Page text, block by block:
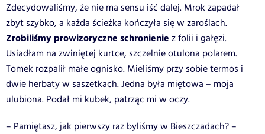
Zdecydowaliśmy, że nie ma sensu iść dalej. Mrok zapadał
zbyt szybko, a każda ścieżka kończyła się w zaroślach.
Zrobiliśmy prowizoryczne schronienie z folii i gałęzi.
Usiadłam na zwiniętej kurtce, szczelnie otulona polarem.
Tomek rozpalił małe ognisko. Mieliśmy przy sobie termos i
dwie herbaty w saszetkach. Jedna była miętowa – moja
ulubiona. Podał mi kubek, patrząc mi w oczy.
– Pamiętasz, jak pierwszy raz byliśmy w Bieszczadach? –